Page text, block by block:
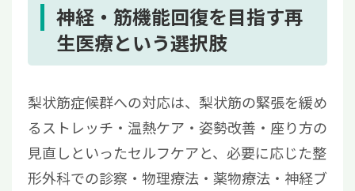
神経・筋機能回復を目指す再
生医療という選択肢
梨状筋症候群への対応は、梨状筋の緊張を緩め
るストレッチ・温熱ケア・姿勢改善・座り方の
見直しといったセルフケアと、必要に応じた整
形外科での診察・物理療法・薬物療法・神経ブ